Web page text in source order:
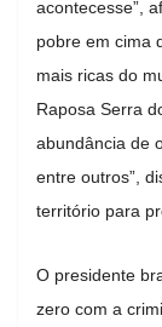
acontecesse”,
pobre em cima
mais ricas do
Raposa Serra
abundância de
entre outros”,
território para
O presidente
zero com a